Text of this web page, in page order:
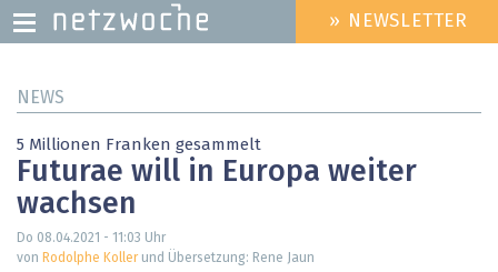
zum
HEADER
MENU
» NEWSLETTER
NEWS
5 Millionen Franken gesammelt
Futurae will in Europa weiter
wachsen
Do 08.04.2021 - 11:03 Uhr
von Rodolphe Kollerund Übersetzung: Rene Jaun